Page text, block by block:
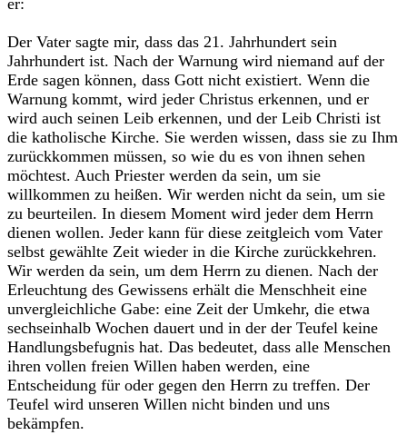
er:‎
‎Der Vater sagte mir, dass das 21. Jahrhundert sein
Jahrhundert ist. Nach der Warnung wird niemand auf der
Erde sagen können, dass Gott nicht existiert. Wenn die
Warnung kommt, wird jeder Christus erkennen, und er
wird auch seinen Leib erkennen, und der Leib Christi ist
die katholische Kirche. Sie werden wissen, dass sie zu Ihm
zurückkommen müssen, so wie du es von ihnen sehen
möchtest. Auch Priester werden da sein, um sie
willkommen zu heißen. Wir werden nicht da sein, um sie
zu beurteilen. In diesem Moment wird jeder dem Herrn
dienen wollen. Jeder kann für diese zeitgleich vom Vater
selbst gewählte Zeit wieder in die Kirche zurückkehren.
Wir werden da sein, um dem Herrn zu dienen. Nach der
Erleuchtung des Gewissens erhält die Menschheit eine
unvergleichliche Gabe: eine Zeit der Umkehr, die etwa
sechseinhalb Wochen dauert und in der der Teufel keine
Handlungsbefugnis hat. Das bedeutet, dass alle Menschen
ihren vollen freien Willen haben werden, eine
Entscheidung für oder gegen den Herrn zu treffen. Der
Teufel wird unseren Willen nicht binden und uns
bekämpfen.‎